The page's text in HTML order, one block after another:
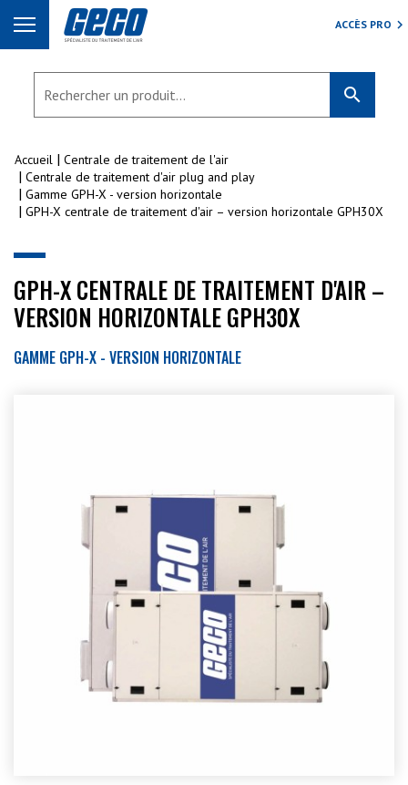
ACCÈS PRO
search
Accueil
Centrale de traitement de l'air
Centrale de traitement d'air plug and play
Gamme GPH-X - version horizontale
GPH-X centrale de traitement d'air – version horizontale GPH30X
GPH-X CENTRALE DE TRAITEMENT D'AIR –
VERSION HORIZONTALE GPH30X
GAMME GPH-X - VERSION HORIZONTALE